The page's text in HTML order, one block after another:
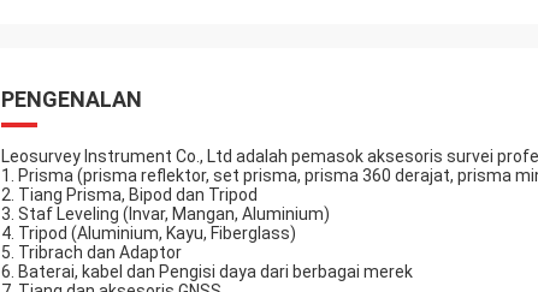
PENGENALAN
Leosurvey Instrument Co., Ltd adalah pemasok aksesoris survei
1. Prisma (prisma reflektor, set prisma, prisma 360 derajat, prisma
2. Tiang Prisma, Bipod dan Tripod
3. Staf Leveling (Invar, Mangan, Aluminium)
4. Tripod (Aluminium, Kayu, Fiberglass)
5. Tribrach dan Adaptor
6. Baterai, kabel dan Pengisi daya dari berbagai merek